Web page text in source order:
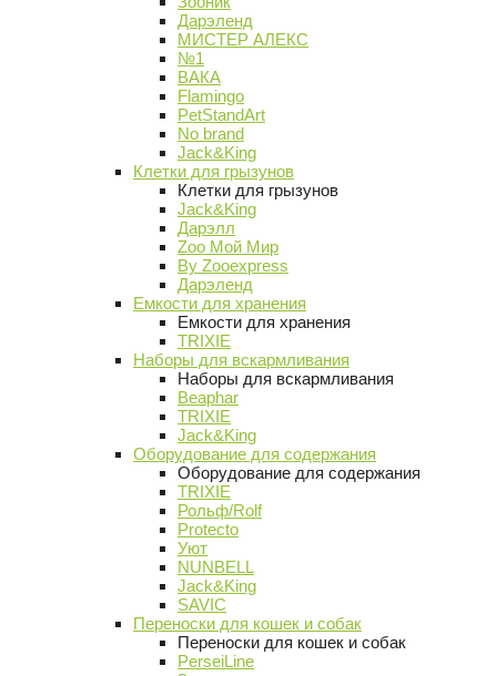
Дарэленд
МИСТЕР АЛЕКС
№1
ВАКА
Flamingo
PetStandArt
No brand
Jack&King
Клетки для грызунов
Клетки для грызунов
Jack&King
Дарэлл
Zoo Мой Мир
By Zooexpress
Дарэленд
Емкости для хранения
Емкости для хранения
TRIXIE
Наборы для вскармливания
Наборы для вскармливания
Beaphar
TRIXIE
Jack&King
Оборудование для содержания
Оборудование для содержания
TRIXIE
Рольф/Rolf
Protecto
Уют
NUNBELL
Jack&King
SAVIC
Переноски для кошек и собак
Переноски для кошек и собак
PerseiLine